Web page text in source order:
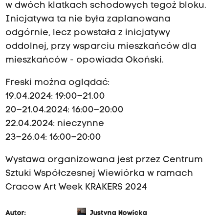
w dwóch klatkach schodowych tegoż bloku.
Inicjatywa ta nie była zaplanowana
odgórnie, lecz powstała z inicjatywy
oddolnej, przy wsparciu mieszkańców dla
mieszkańców - opowiada Okoński.
Freski można oglądać:
19.04.2024: 19:00–21.00
20–21.04.2024: 16:00–20:00
22.04.2024: nieczynne
23–26.04: 16:00–20:00
Wystawa organizowana jest przez Centrum
Sztuki Współczesnej Wiewiórka w ramach
Cracow Art Week KRAKERS 2024
Autor: Justyna Nowicka